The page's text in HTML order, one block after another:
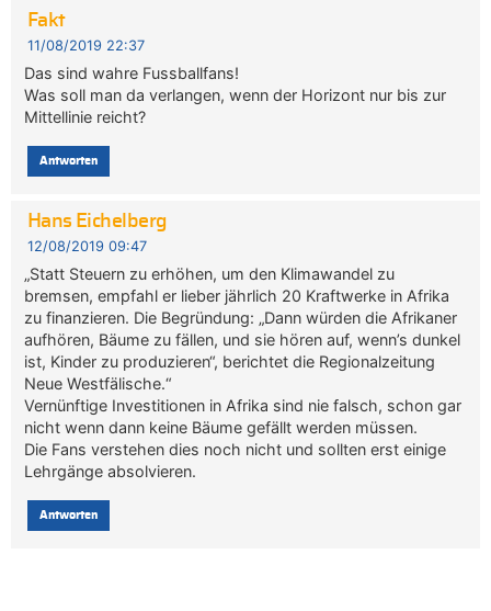
Fakt
11/08/2019 22:37
Das sind wahre Fussballfans!
Was soll man da verlangen, wenn der Horizont nur bis zur
Mittellinie reicht?
Antworten
Hans Eichelberg
12/08/2019 09:47
„Statt Steuern zu erhöhen, um den Klimawandel zu
bremsen, empfahl er lieber jährlich 20 Kraftwerke in Afrika
zu finanzieren. Die Begründung: „Dann würden die Afrikaner
aufhören, Bäume zu fällen, und sie hören auf, wenn’s dunkel
ist, Kinder zu produzieren“, berichtet die Regionalzeitung
Neue Westfälische.“
Vernünftige Investitionen in Afrika sind nie falsch, schon gar
nicht wenn dann keine Bäume gefällt werden müssen.
Die Fans verstehen dies noch nicht und sollten erst einige
Lehrgänge absolvieren.
Antworten